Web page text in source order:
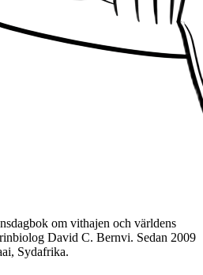
om vithajen och världens
David C. Bernvi. Sedan 2009
Sydafrika.